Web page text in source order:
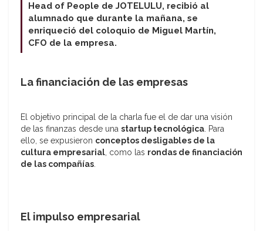
Head of People de JOTELULU, recibió al
alumnado que durante la mañana, se
enriqueció del coloquio de Miguel Martín,
CFO de la empresa.
La financiación de las empresas
El objetivo principal de la charla fue el de dar una visión
de las finanzas desde una startup tecnológica. Para
ello, se expusieron conceptos desligables de la
cultura empresarial, como las rondas de financiación
de las compañías.
El impulso empresarial